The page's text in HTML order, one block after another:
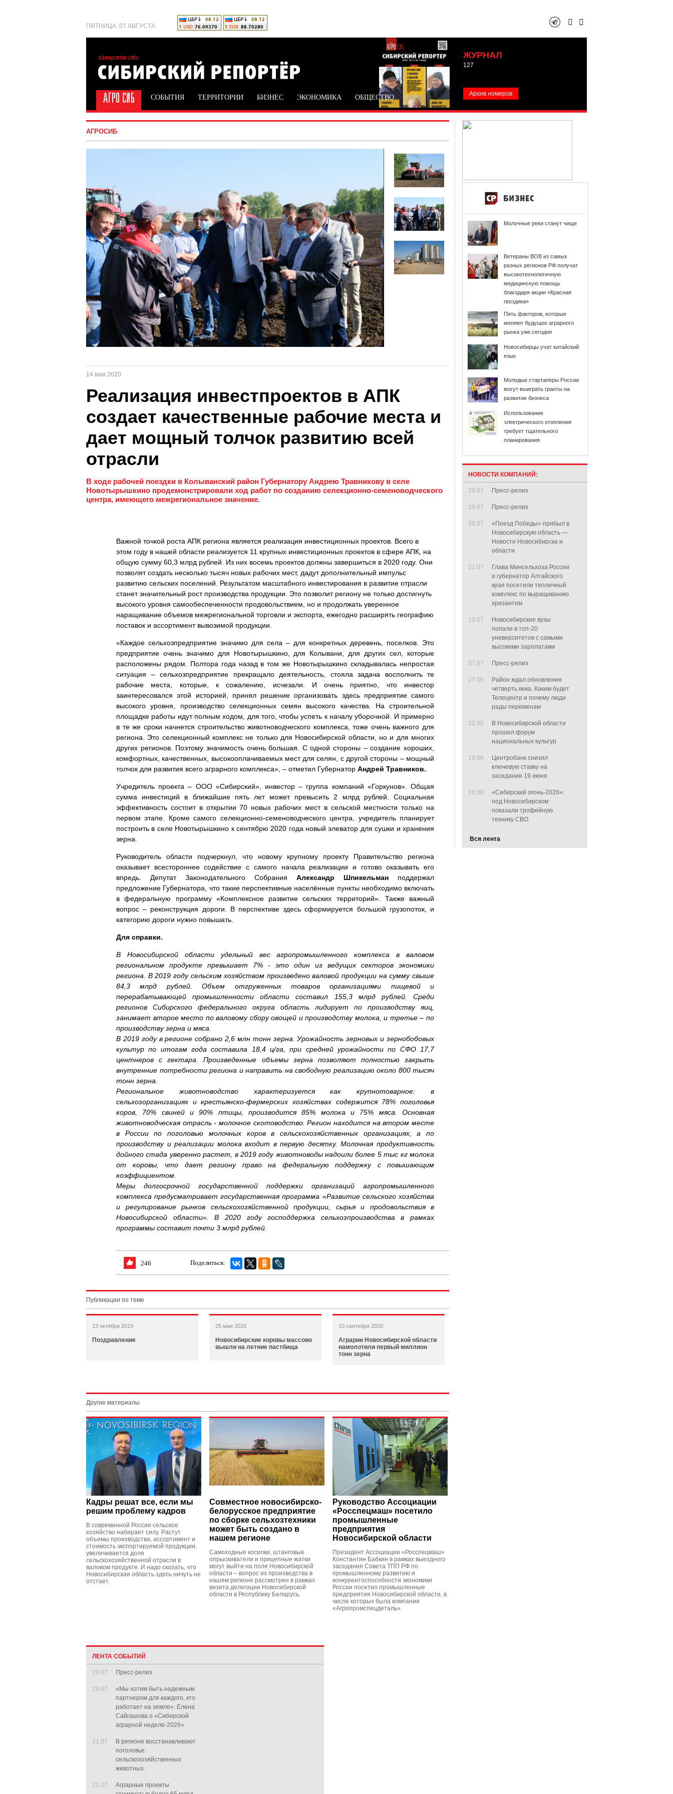
ПЯТНИЦА, 07 АВГУСТА
ЖУРНАЛ
127
Архив номеров
СОБЫТИЯ ТЕРРИТОРИИ БИЗНЕС ЭКОНОМИКА ОБЩЕСТВО
АГРОСИБ
14 мая 2020
Реализация инвестпроектов в АПК
создает качественные рабочие места и
дает мощный толчок развитию всей
отрасли
В ходе рабочей поездки в Колыванский район Губернатору Андрею Травникову в селе
Новотырышкино продемонстрировали ход работ по созданию селекционно-семеноводческого
центра, имеющего межрегиональное значение.
Важной точкой роста АПК региона является реализация инвестиционных проектов. Всего в
этом году в нашей области реализуется 11 крупных инвестиционных проектов в сфере АПК, на
общую сумму 60,3 млрд рублей. Из них восемь проектов должны завершиться в 2020 году. Они
позволят создать несколько тысяч новых рабочих мест, дадут дополнительный импульс
развитию сельских поселений. Результатом масштабного инвестирования в развитие отрасли
станет значительный рост производства продукции. Это позволит региону не только достигнуть
высокого уровня самообеспеченности продовольствием, но и продолжать уверенное
наращивание объемов межрегиональной торговли и экспорта, ежегодно расширять географию
поставок и ассортимент вывозимой продукции.
«Каждое сельхозпредприятие значимо для села – для конкретных деревень, поселков. Это
предприятие очень значимо для Новотырышкино, для Колывани, для других сел, которые
расположены рядом. Полтора года назад в том же Новотырышкино складывалась непростая
ситуация – сельхозпредприятие прекращало деятельность, стояла задача восполнить те
рабочие места, которые, к сожалению, исчезали. И очень приятно, что инвестор
заинтересовался этой историей, принял решение организовать здесь предприятие самого
высокого уровня, производство селекционных семян высокого качества. На строительной
площадке работы идут полным ходом, для того, чтобы успеть к началу уборочной. И примерно
в те же сроки начнется строительство животноводческого комплекса, тоже очень важного для
региона. Это селекционный комплекс не только для Новосибирской области, но и для многих
других регионов. Поэтому значимость очень большая. С одной стороны – создание хороших,
комфортных, качественных, высокооплачиваемых мест для селян, с другой стороны – мощный
толчок для развития всего аграрного комплекса», – отметил Губернатор Андрей Травников.
Учредитель проекта – ООО «Сибирский», инвестор – группа компаний «Горкунов». Общая
сумма инвестиций в ближайшие пять лет может превысить 2 млрд рублей. Социальная
эффективность состоит в открытии 70 новых рабочих мест в сельской местности только на
первом этапе. Кроме самого селекционно-семеноводческого центра, учредитель планирует
построить в селе Новотырышкино к сентябрю 2020 года новый элеватор для сушки и хранения
зерна.
Руководитель области подчеркнул, что новому крупному проекту Правительство региона
оказывает всестороннее содействие с самого начала реализации и готово оказывать его
впредь. Депутат Законодательного Собрания Александр Шпикельман поддержал
предложение Губернатора, что такие перспективные населённые пункты необходимо включать
в федеральную программу «Комплексное развитие сельских территорий». Также важный
вопрос – реконструкция дороги. В перспективе здесь сформируется большой грузопоток, и
категорию дороги нужно повышать.
Для справки.
В Новосибирской области удельный вес агропромышленного комплекса в валовом
региональном продукте превышает 7% - это один из ведущих секторов экономики
региона. В 2019 году сельским хозяйством произведено валовой продукции на сумму свыше
84,3 млрд рублей. Объем отгруженных товаров организациями пищевой и
перерабатывающей промышленности области составил 155,3 млрд рублей. Среди
регионов Сибирского федерального округа область лидирует по производству яиц,
занимает второе место по валовому сбору овощей и производству молока, и третье – по
производству зерна и мяса.
В 2019 году в регионе собрано 2,6 млн тонн зерна. Урожайность зерновых и зернобобовых
культур по итогам года составила 18,4 ц/га, при средней урожайности по СФО 17,7
центнеров с гектара. Произведенные объемы зерна позволяют полностью закрыть
внутренние потребности региона и направить на свободную реализацию около 800 тысяч
тонн зерна.
Региональное животноводство характеризуется как крупнотоварное: в
сельхозорганизациях и крестьянско-фермерских хозяйствах содержится 78% поголовья
коров, 70% свиней и 90% птицы, производится 85% молока и 75% мяса. Основная
животноводческая отрасль - молочное скотоводство. Регион находится на втором месте
в России по поголовью молочных коров в сельскохозяйственных организациях, а по
производству и реализации молока входит в первую десятку. Молочная продуктивность
дойного стада уверенно растет, в 2019 году животноводы надоили более 5 тыс кг молока
от коровы, что дает региону право на федеральную поддержку с повышающим
коэффициентом.
Меры долгосрочной государственной поддержки организаций агропромышленного
комплекса предусматривает государственная программа «Развитие сельского хозяйства
и регулирование рынков сельскохозяйственной продукции, сырья и продовольствия в
Новосибирской области». В 2020 году господдержка сельхозпроизводства в рамках
программы составит почти 3 млрд рублей.
246 Поделиться:
Публикации по теме
13 октября 2019
Поздравление
25 мая 2020
Новосибирские коровы массово
вышли на летние пастбища
10 сентября 2020
Аграрии Новосибирской области
намолотили первый миллион
тонн зерна
Другие материалы
Кадры решат все, если мы
решим проблему кадров
В современной России сельское
хозяйство набирает силу. Растут
объемы производства, ассортимент и
стоимость экспортируемой продукции,
увеличивается доля
сельскохозяйственной отрасли в
валовом продукте. И надо сказать, что
Новосибирская область здесь ничуть не
отстает.
Совместное новосибирско-
белорусское предприятие
по сборке сельхозтехники
может быть создано в
нашем регионе
Самоходные косилки, штанговые
опрыскиватели и прицепные жатки
могут выйти на поля Новосибирской
области – вопрос их производства в
нашем регионе рассмотрен в рамках
визита делегации Новосибирской
области в Республику Беларусь.
Руководство Ассоциации
«Росспецмаш» посетило
промышленные
предприятия
Новосибирской области
Президент Ассоциации «Росспецмаш»
Константин Бабкин в рамках выездного
заседания Совета ТПП РФ по
промышленному развитию и
конкурентоспособности экономики
России посетил промышленные
предприятия Новосибирской области, в
числе которых была компания
«Агропромспецдеталь».
ЛЕНТА СОБЫТИЙ
29.07 Пресс-релиз
29.07
«Мы хотим быть надежным
партнером для каждого, кто
работает на земле»: Елена
Сайгашова о «Сибирской
аграрной неделе-2026»
21.07
В регионе восстанавливают
поголовье
сельскохозяйственных
животных.
21.07
Аграрные проекты
Молочные реки станут чище
Ветераны ВОВ из самых
разных регионов РФ получат
высокотехнологичную
медицинскую помощь
благодаря акции «Красная
гвоздика»
Пять факторов, которые
меняют будущее аграрного
рынка уже сегодня
Новосибирцы учат китайский
язык
Молодые стартаперы России
могут выиграть гранты на
развитие бизнеса
Использование
электрического отопления
требует тщательного
планирования
НОВОСТИ КОМПАНИЙ:
29.07 Пресс-релиз
29.07 Пресс-релиз
29.07
«Поезд Победы» прибыл в
Новосибирскую область —
Новости Новосибирска и
области
21.07
Глава Минсельхоза России
и губернатор Алтайского
края посетили тепличный
комплекс по выращиванию
хризантем
13.07
Новосибирские вузы
попали в топ-20
университетов с самыми
высокими зарплатами
07.07 Пресс-релиз
27.06
Район ждал обновления
четверть века. Каким будет
Телецентр и почему люди
рады переменам
22.06
В Новосибирской области
прошел форум
национальных культур
19.06
Центробанк снизил
ключевую ставку на
заседании 19 июня
16.06
«Сибирский огонь-2026»:
под Новосибирском
показали трофейную
технику СВО
Вся лента